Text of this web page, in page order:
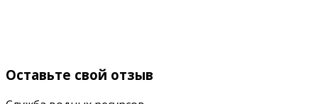
Оставьте свой отзыв